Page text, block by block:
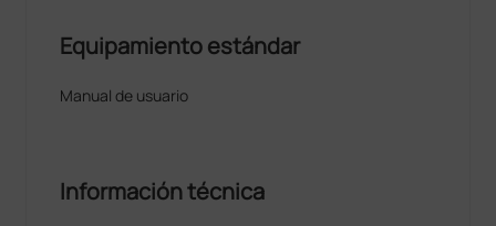
Equipamiento estándar
Manual de usuario
Información técnica